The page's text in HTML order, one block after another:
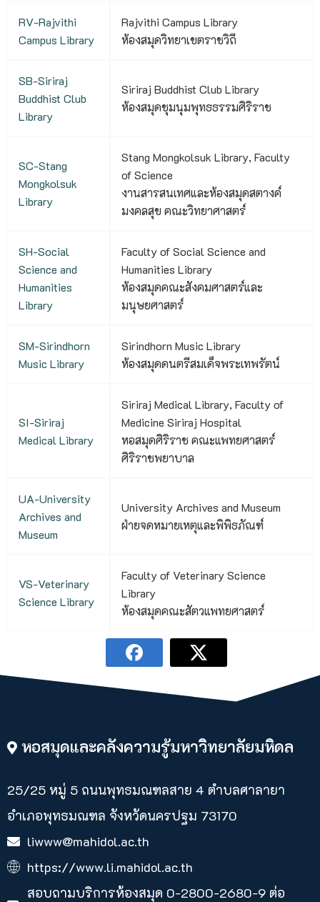
RV-Rajvithi
Campus Library
Rajvithi Campus Library
ห้องสมุดวิทยาเขตราชวิถี
SB-Siriraj
Buddhist Club
Library
Siriraj Buddhist Club Library
ห้องสมุดชุมนุมพุทธธรรมศิริราช
SC-Stang
Mongkolsuk
Library
Stang Mongkolsuk Library, Faculty
of Science
งานสารสนเทศและห้องสมุดสตางค์
มงคลสุข คณะวิทยาศาสตร์
SH-Social
Science and
Humanities
Library
Faculty of Social Science and
Humanities Library
ห้องสมุดคณะสังคมศาสตร์และ
มนุษยศาสตร์
SM-Sirindhorn
Music Library
Sirindhorn Music Library
ห้องสมุดดนตรีสมเด็จพระเทพรัตน์
SI-Siriraj
Medical Library
Siriraj Medical Library, Faculty of
Medicine Siriraj Hospital
หอสมุดศิริราช คณะแพทยศาสตร์
ศิริราชพยาบาล
UA-University
Archives and
Museum
University Archives and Museum
ฝ่ายจดหมายเหตุและพิพิธภัณฑ์
VS-Veterinary
Science Library
Faculty of Veterinary Science
Library
ห้องสมุดคณะสัตวแพทยศาสตร์
หอสมุดและคลังความรู้มหาวิทยาลัยมหิดล
25/25 หมู่ 5 ถนนพุทธมณฑลสาย 4 ตำบลศาลายา​
อำเภอพุทธมณฑล จังหวัดนครปฐม 73170
liwww@mahidol.ac.th
https://www.li.mahidol.ac.th
สอบถามบริการห้องสมุด 0-2800-2680-9 ต่อ